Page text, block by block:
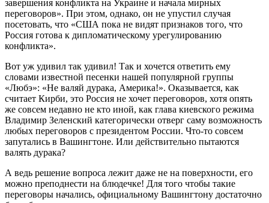
завершения конфликта на Украине и начала мирных
переговоров». При этом, однако, он не упустил случая
посетовать, что «США пока не видят признаков того, что
Россия готова к дипломатическому урегулированию
конфликта».
Вот уж удивил так удивил! Так и хочется ответить ему
словами известной песенки нашей популярной группы
«Любэ»: «Не валяй дурака, Америка!». Оказывается, как
считает Кирби, это Россия не хочет переговоров, хотя опять
же совсем недавно не кто иной, как глава киевского режима
Владимир Зеленский категорически отверг саму возможность
любых переговоров с президентом России. Что-то совсем
запутались в Вашингтоне. Или действительно пытаются
валять дурака?
А ведь решение вопроса лежит даже не на поверхности, его
можно преподнести на блюдечке! Для того чтобы такие
переговоры начались, официальному Вашингтону достаточно